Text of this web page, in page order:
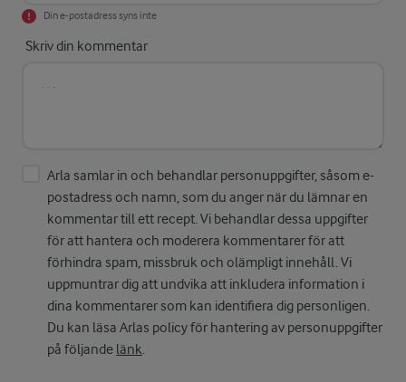
Din e-postadress syns inte
Skriv din kommentar
Arla samlar in och behandlar personuppgifter, såsom e-
postadress och namn, som du anger när du lämnar en
kommentar till ett recept. Vi behandlar dessa uppgifter
för att hantera och moderera kommentarer för att
förhindra spam, missbruk och olämpligt innehåll. Vi
uppmuntrar dig att undvika att inkludera information i
dina kommentarer som kan identifiera dig personligen.
Du kan läsa Arlas policy för hantering av personuppgifter
på följande länk.